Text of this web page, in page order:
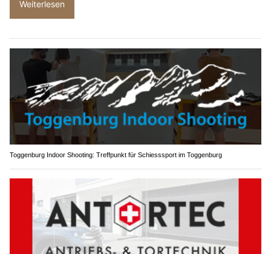
Weiterlesen
Toggenburg Indoor Shooting: Treffpunkt für Schiesssport im Toggenburg